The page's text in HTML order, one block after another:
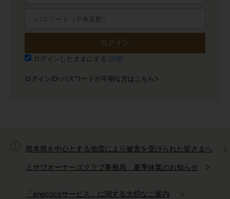
ログイン
ログインしたままにする 詳細
ログインID･パスワードが不明な方はこちら
熊本県を中心とする地震により被害を受けられた皆さまへ
ミサワオーナーズクラブ事務局 夏季休業のお知らせ
「enecocoサービス」に関する大切なご案内